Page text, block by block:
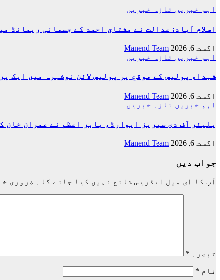
اہم خبریں تازہ خبریں
اسلام آباد: عدالت نے مشتاق احمد کے جسمانی ریمانڈ میں 4 روز کی توسیع
اگست 6, 2026
Manend Team
اہم خبریں تازہ خبریں
شہداء پولیس کے موقع پر پولیس لائن نوشہرہ میں ایک
اگست 6, 2026
Manend Team
اہم خبریں تازہ خبریں
پلیئر آف دی سیریز ایوارڈ، بابر اعظم نے عمران خان
اگست 6, 2026 Manend Team
جواب دیں
آپ کا ای میل ایڈریس شائع نہیں کیا جائے گا۔ ضروری
تبصرہ *
نام *